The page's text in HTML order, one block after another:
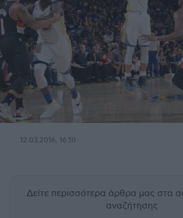
12.03.2016, 16:10
Δείτε περισσότερα άρθρα μας στα
αναζήτησης